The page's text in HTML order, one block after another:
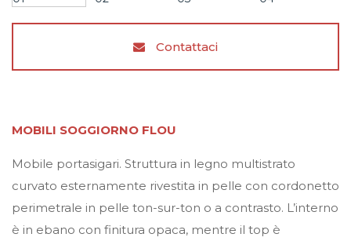
Contattaci
MOBILI SOGGIORNO FLOU
Mobile portasigari. Struttura in legno multistrato
curvato esternamente rivestita in pelle con cordonetto
perimetrale in pelle ton-sur-ton o a contrasto. L’interno
è in ebano con finitura opaca, mentre il top è